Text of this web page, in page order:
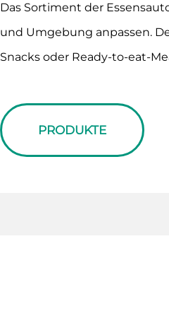
Das Sortiment der
und Umgebung anpassen.
Snacks oder Ready-to-eat-
PRODUKTE